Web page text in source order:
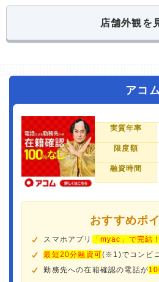
店舗外観を
アコ
実質年率
限度額
融資時間
おすすめポ
スマホアプリ
「myac」で完結！
最短20分融資可(※1)でコンビ
勤務先への在籍確認の電話が